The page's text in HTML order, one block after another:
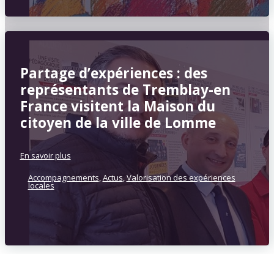
Partage d’expériences : des
représentants de Tremblay-en
France visitent la Maison du
citoyen de la ville de Lomme
En savoir plus
Accompagnements,Actus,Valorisation des expériences
locales